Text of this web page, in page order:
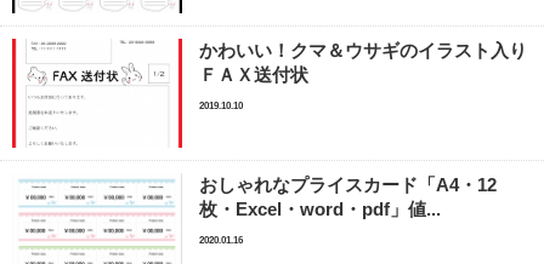
かわいい！クマ＆ウサギのイラスト入り
ＦＡＸ送付状
2019.10.10
おしゃれなプライスカード「A4・12
枚・Excel・word・pdf」値...
2020.01.16